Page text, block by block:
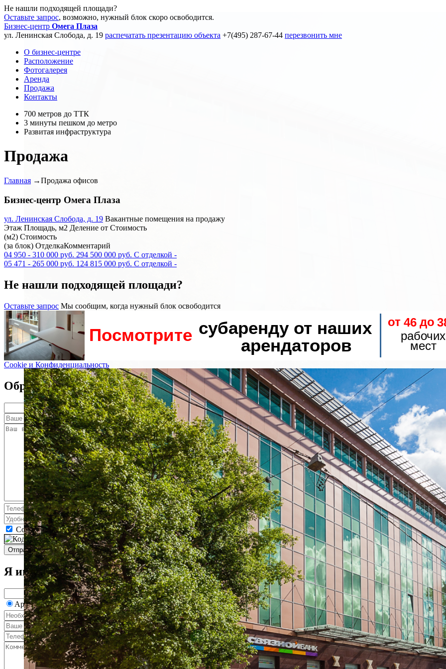
Не нашли подходящей площади?
Оставьте запрос, возможно, нужный блок скоро освободится.
Бизнес-центр Омега Плаза
ул. Ленинская Слобода, д. 19 распечатать презентацию объекта +7(495) 287-67-44 перезвонить мне
О бизнес-центре
Расположение
Фотогалерея
Аренда
Продажа
Контакты
700 метров до ТТК
3 минуты пешком до метро
Развитая инфраструктура
Продажа
Главная →Продажа офисов
Бизнес-центр Омега Плаза
ул. Ленинская Слобода, д. 19 Вакантные помещения на продажу
Этаж Площадь, м2 Деление от Стоимость
(м2) Стоимость
(за блок) ОтделкаКомментарий
04 950 - 310 000 руб. 294 500 000 руб. С отделкой -
05 471 - 265 000 руб. 124 815 000 руб. С отделкой -
Не нашли подходящей площади?
Оставьте запрос Мы сообщим, когда нужный блок освободится
Посмотрите субаренду от наших
арендаторов
от 46 до
рабочих
мест
Cookie и Конфиденциальность
Обратный звонок
Согласен на обработку персональных данных
Я ищу...
Аренда
Продажа
м2